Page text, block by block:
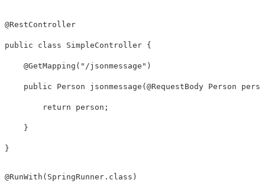
@RestController
public class SimpleController {
@GetMapping ( "/jsonmessage" )
public Person jsonmessage (@RequestBody Person
return person ;
}
}
@RunWith ( SpringRunner . class )